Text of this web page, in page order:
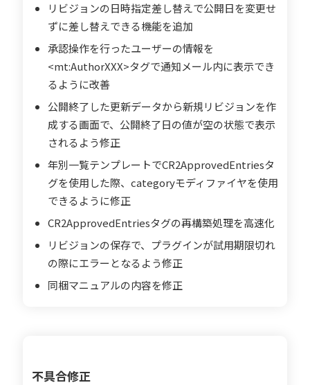
リビジョンの日時指定差し替えで公開日を変更せ
ずに差し替えできる機能を追加
承認操作を行ったユーザーの情報を
<mt:AuthorXXX>タグで通知メール内に表示でき
るように改善
公開終了した更新データから新規リビジョンを作
成する画面で、公開終了日の値が空の状態で表示
されるよう修正
年別一覧テンプレートでCR2ApprovedEntriesタ
グを使用した際、categoryモディファイヤを使用
できるように修正
CR2ApprovedEntriesタグの再構築処理を高速化
リビジョンの保存で、プラグインが試用期限切れ
の際にエラーとなるよう修正
同梱マニュアルの内容を修正
不具合修正